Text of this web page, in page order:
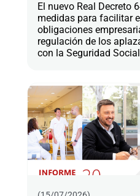
El nuevo Real Decreto
medidas para facilitar
obligaciones
regulación de los
con la Seguridad Social